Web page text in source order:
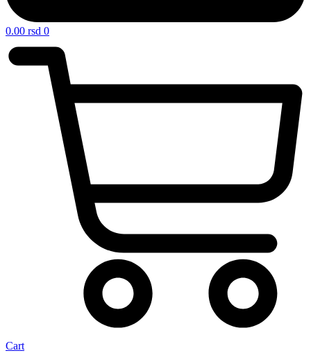
0.00 rsd 0
Cart